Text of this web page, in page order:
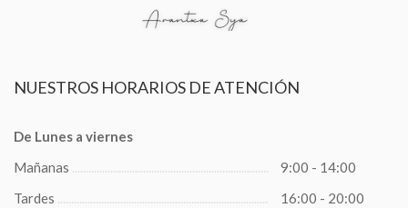
NUESTROS HORARIOS DE ATENCIÓN
De Lunes a viernes
Mañanas
9:00 - 14:00
Tardes
16:00 - 20:00